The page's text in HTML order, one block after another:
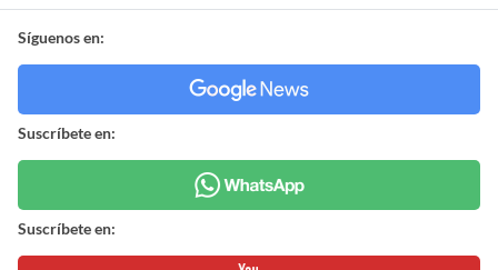
Síguenos en:
Suscríbete en:
Suscríbete en: